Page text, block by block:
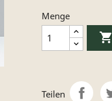
Menge

Teilen